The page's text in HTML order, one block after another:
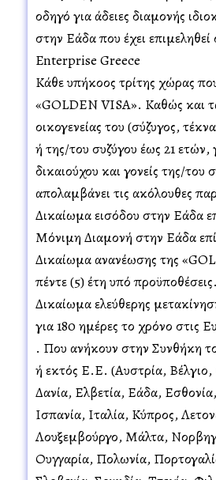
οδηγό για άδειες διαμονής
στην Ελλάδα που έχει
Enterprise Greece
Κάθε υπήκοος τρίτης χώρας
«GOLDEN VISA». Καθώς και
οικογενείας του (σύζυγος,
ή της/του συζύγου έως 21 ετών,
δικαιούχου και γονείς της/του
απολαμβάνει τις ακόλουθες
Δικαίωμα εισόδου στην Ελλάδα
Μόνιμη Διαμονή στην Ελλάδα
Δικαίωμα ανανέωσης της
πέντε (5) έτη υπό προϋποθέσεις.
Δικαίωμα ελεύθερης
για 180 ημέρες το χρόνο στις
. Που ανήκουν στην Συνθήκη
ή εκτός Ε.Ε. (Αυστρία, Βέλγιο,
Δανία, Ελβετία, Ελλάδα,
Ισπανία, Ιταλία, Κύπρος,
Λουξεμβούργο, Μάλτα,
Ουγγαρία, Πολωνία,